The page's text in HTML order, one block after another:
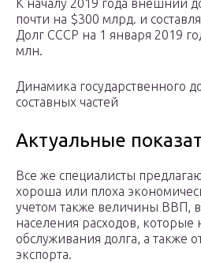
К началу 2019 года внешний
почти на $300 млрд. и
Долг СССР на 1 января 2019
млн.
Динамика государственного
составных частей
Актуальные
Все же специалисты
хороша или плоха
учетом также величины ВВП,
населения расходов, которые
обслуживания долга, а также
экспорта.